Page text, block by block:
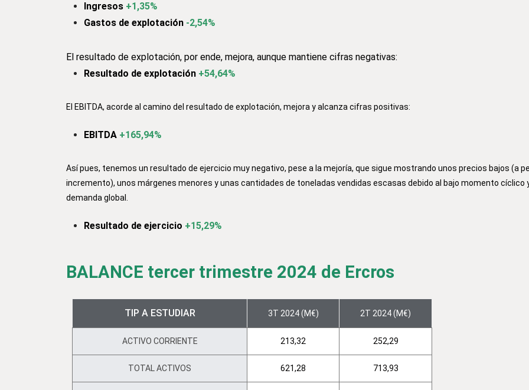
Ingresos +1,35%
Gastos de explotación -2,54%
El resultado de explotación, por ende, mejora, aunque mantiene cifras negativas:
Resultado de explotación +54,64%
El EBITDA, acorde al camino del resultado de explotación, mejora y alcanza cifras positivas:
EBITDA +165,94%
Así pues, tenemos un resultado de ejercicio muy negativo, pese a la mejoría, que sigue mostrando unos precios bajos (a
incremento), unos márgenes menores y unas cantidades de toneladas vendidas escasas debido al bajo momento cíclico
demanda global.
Resultado de ejercicio +15,29%
BALANCE tercer trimestre 2024 de Ercros
TIP A ESTUDIAR 3T 2024 (M€) 2T 2024 (M€)
ACTIVO CORRIENTE 213,32 252,29
TOTAL ACTIVOS 621,28 713,93